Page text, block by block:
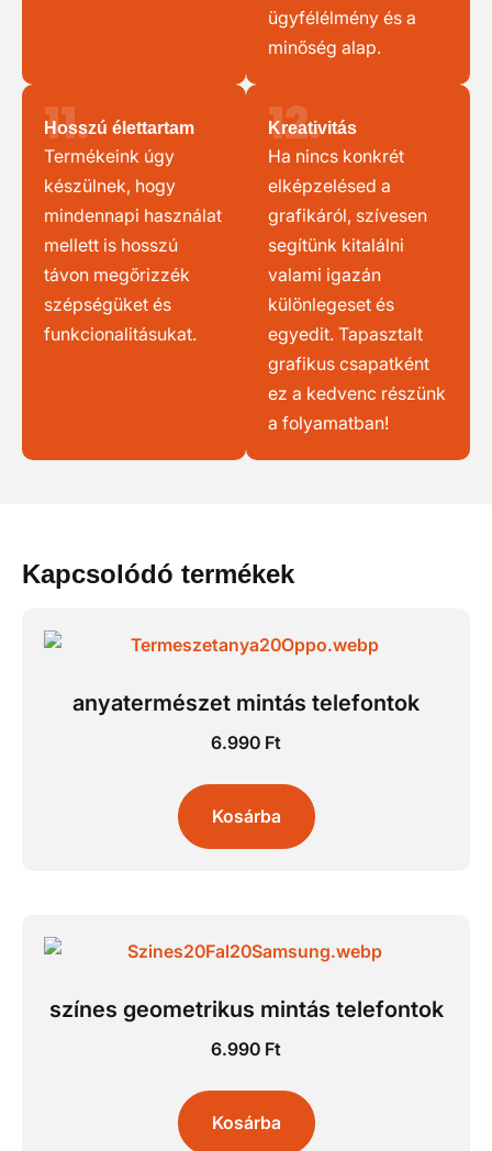
ügyfélélmény és a
minőség alap.
11.
Hosszú élettartam
Termékeink úgy
készülnek, hogy
mindennapi használat
mellett is hosszú
távon megőrizzék
szépségüket és
funkcionalitásukat.
12.
Kreativitás
Ha nincs konkrét
elképzelésed a
grafikáról, szívesen
segítünk kitalálni
valami igazán
különlegeset és
egyedit. Tapasztalt
grafikus csapatként
ez a kedvenc részünk
a folyamatban!
Kapcsolódó termékek
anyatermészet mintás telefontok
6.990 Ft
Kosárba
színes geometrikus mintás telefontok
6.990 Ft
Kosárba